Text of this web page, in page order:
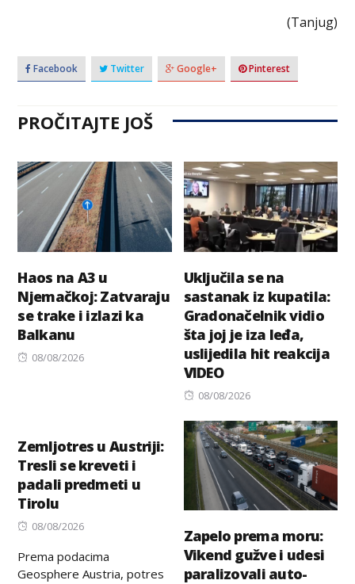
(Tanjug)
Facebook Twitter Google+ Pinterest
PROČITAJTE JOŠ
Haos na A3 u
Njemačkoj: Zatvaraju
se trake i izlazi ka
Balkanu
Posted
08/08/2026
Uključila se na
sastanak iz kupatila:
Gradonačelnik vidio
šta joj je iza leđa,
uslijedila hit reakcija
VIDEO
Posted
08/08/2026
Zemljotres u Austriji:
Tresli se kreveti i
padali predmeti u
Tirolu
Posted
08/08/2026
Prema podacima
Geosphere Austria, potres
Zapelo prema moru:
Vikend gužve i udesi
paralizovali auto-